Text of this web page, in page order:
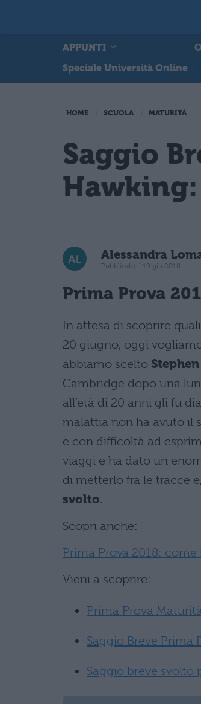
APPUNTI
Speciale Università Online
HOME SCUOLA MATURITÀ
Saggio
Alessandra
Pubblicato il 19 giu 2018
Prima Prova
In attesa di scoprire
20 giugno, oggi
abbiamo scelto
Cambridge dopo una
all’età di 20 anni gli fu
malattia non ha avuto il
e con difficoltà ad
viaggi e ha dato un
di metterlo fra le tracce
svolto.
Scopri anche:
Prima Prova 2018:
Vieni a scoprire:
Prima Prova
Saggio Breve Prima
Saggio breve svolto